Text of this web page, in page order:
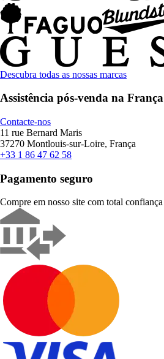
Descubra todas as nossas marcas
Assistência pós-venda na França
Contacte-nos
11 rue Bernard Maris
37270 Montlouis-sur-Loire, França
+33 1 86 47 62 58
Pagamento seguro
Compre em nosso site com total confiança